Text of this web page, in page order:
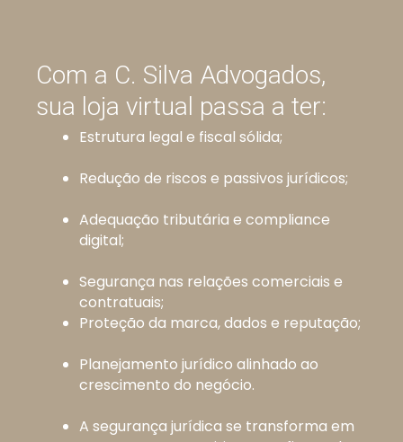
Com a C. Silva Advogados,
sua loja virtual passa a ter:
Estrutura legal e fiscal sólida;
Redução de riscos e passivos jurídicos;
Adequação tributária e compliance
digital;
Segurança nas relações comerciais e
contratuais;
Proteção da marca, dados e reputação;
Planejamento jurídico alinhado ao
crescimento do negócio.
A segurança jurídica se transforma em